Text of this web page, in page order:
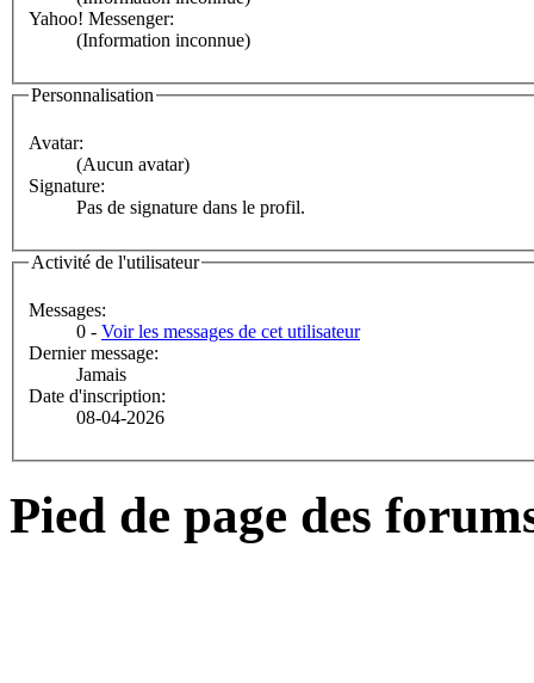
Yahoo! Messenger:
(Information inconnue)
Personnalisation
Avatar:
(Aucun avatar)
Signature:
Pas de signature dans le profil.
Activité de l'utilisateur
Messages:
0 - Voir les messages de cet utilisateur
Dernier message:
Jamais
Date d'inscription:
08-04-2026
Pied de page des